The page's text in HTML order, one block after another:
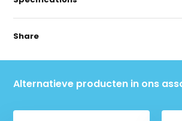
Share
Alternatieve producten in ons